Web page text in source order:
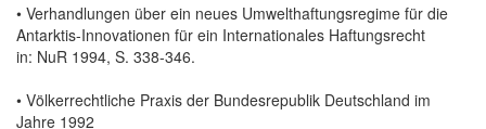
• Verhandlungen über ein neues Umwelthaftungsregime für die
Antarktis-Innovationen für ein Internationales Haftungsrecht
in: NuR 1994, S. 338-346.
• Völkerrechtliche Praxis der Bundesrepublik Deutschland im
Jahre 1992